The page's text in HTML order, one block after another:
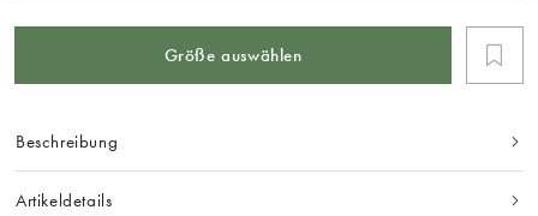
Größe auswählen
Beschreibung
Artikeldetails